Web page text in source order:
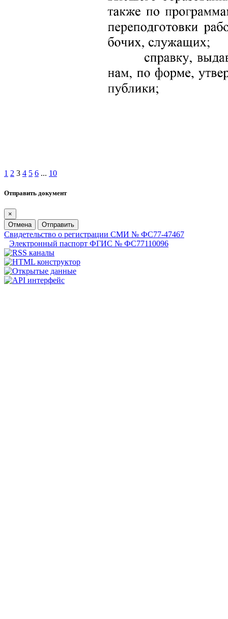
1 2 3 4 5 6 ... 10
Отправить документ
×
Отмена
Отправить
Свидетельство о регистрации СМИ № ФС77-47467
Электронный паспорт ФГИС № ФС77110096